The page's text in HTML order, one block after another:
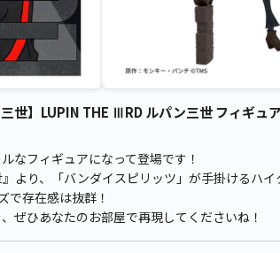
三世】LUPIN THE ⅢRD ルパン三世 フィギュ
なフィギュアになって登場です！
より、「バンダイスピリッツ」が手掛けるハイ
で存在感は抜群！
ぜひあなたのお部屋で再現してくださいね！